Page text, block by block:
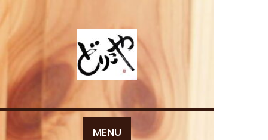
to
content
MENU